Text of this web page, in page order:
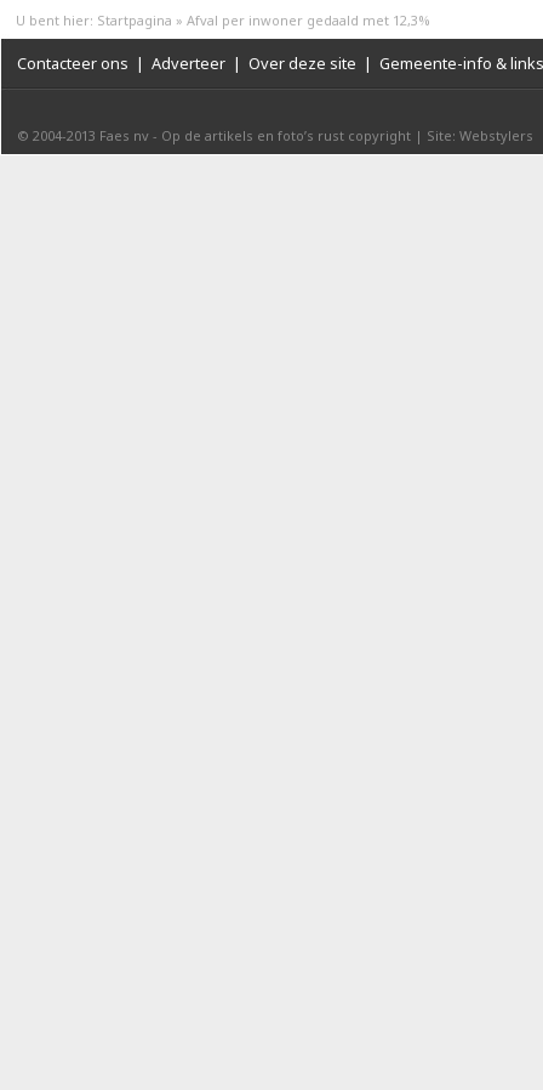
U bent hier: Startpagina » Afval per inwoner gedaald met 12,3%
Contacteer ons | Adverteer | Over deze site | Gemeente-info & links
© 2004-2013 Faes nv - Op de artikels en foto’s rust copyright | Site: Webstylers